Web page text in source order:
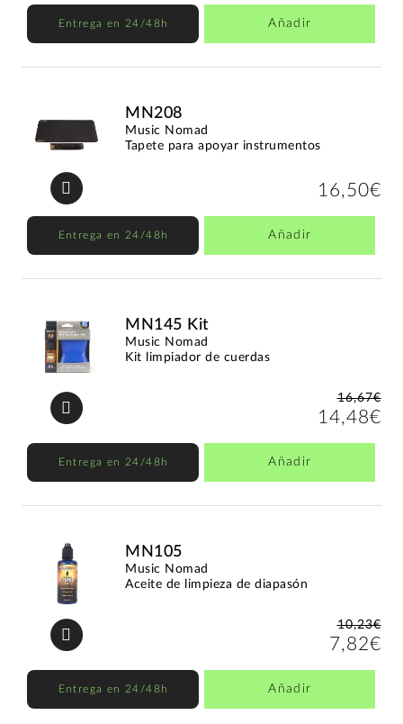
Entrega en 24/48h Añadir
MN208
Music Nomad
Tapete para apoyar instrumentos
16,50€
Entrega en 24/48h Añadir
MN145 Kit
Music Nomad
Kit limpiador de cuerdas
16,67€
14,48€
Entrega en 24/48h Añadir
MN105
Music Nomad
Aceite de limpieza de diapasón
10,23€
7,82€
Entrega en 24/48h Añadir